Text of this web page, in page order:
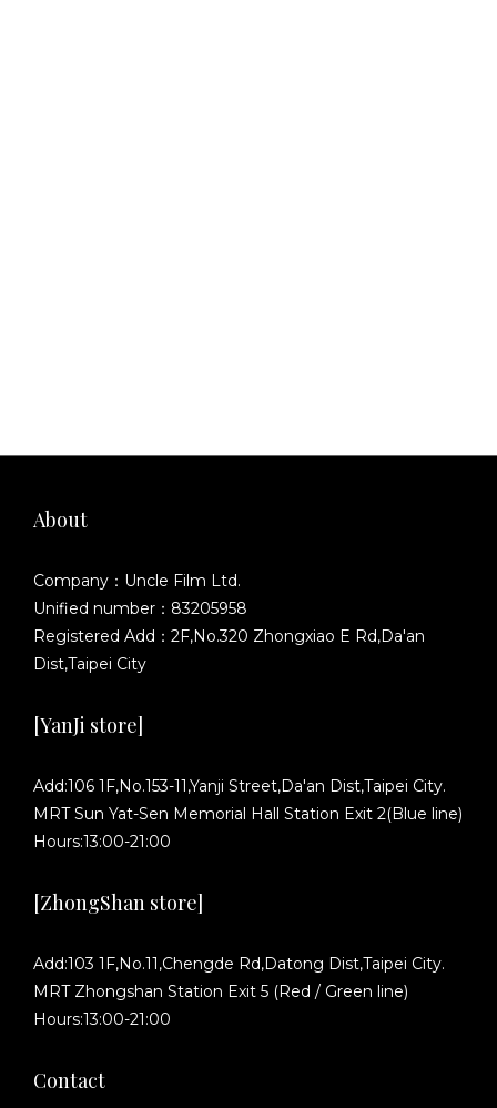
About
Company：Uncle Film Ltd.
Unified number：83205958
Registered Add：2F,No.320 Zhongxiao E Rd,Da'an
Dist,Taipei City
[YanJi store]
Add:106 1F,No.153-11,Yanji Street,Da'an Dist,Taipei City.
MRT Sun Yat-Sen Memorial Hall Station Exit 2(Blue line)
Hours:13:00-21:00
[ZhongShan store]
Add:103 1F,No.11,Chengde Rd,Datong Dist,Taipei City.
MRT Zhongshan Station Exit 5 (Red / Green line)
Hours:13:00-21:00
Contact